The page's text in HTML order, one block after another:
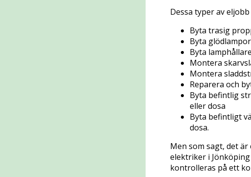
Dessa typer av
Byta trasig
Byta glödlampor
Byta lamphållare
Montera
Montera
Reparera och
Byta befintlig
eller dosa
Byta befintligt
dosa.
Men som sagt, det
elektriker i
kontrolleras på ett